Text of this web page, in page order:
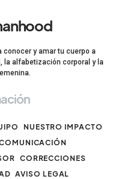
conocer y amar tu cuerpo a
la alfabetización corporal y la
NUESTRO IMPACTO
CORRECCIONES
AVISO LEGAL